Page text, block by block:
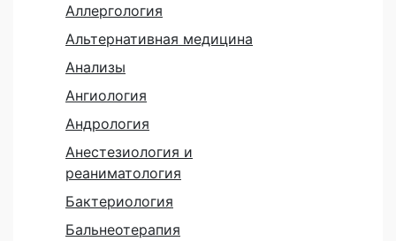
Аллергология
Альтернативная медицина
Анализы
Ангиология
Андрология
Анестезиология и
реаниматология
Бактериология
Бальнеотерапия